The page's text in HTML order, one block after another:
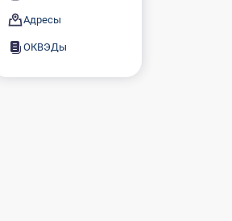
Адресы
ОКВЭДы